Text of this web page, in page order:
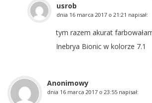
usrob
dnia 16 marca 2017 o 21:21 napisał:
tym razem akurat
Inebrya Bionic w kolorze 7.1
Anonimowy
dnia 16 marca 2017 o 23:55 napisał: